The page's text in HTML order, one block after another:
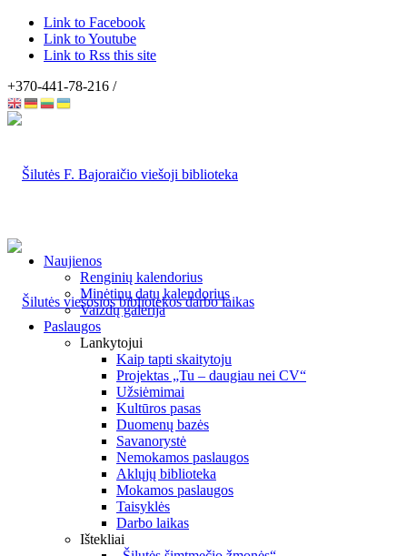
Link to Facebook
Link to Youtube
Link to Rss this site
+370-441-78-216 /
Naujienos
Renginių kalendorius
Minėtinų datų kalendorius
Vaizdų galerija
Paslaugos
Lankytojui
Kaip tapti skaitytoju
Projektas „Tu – daugiau nei CV“
Užsiėmimai
Kultūros pasas
Duomenų bazės
Savanorystė
Nemokamos paslaugos
Aklųjų biblioteka
Mokamos paslaugos
Taisyklės
Darbo laikas
Ištekliai